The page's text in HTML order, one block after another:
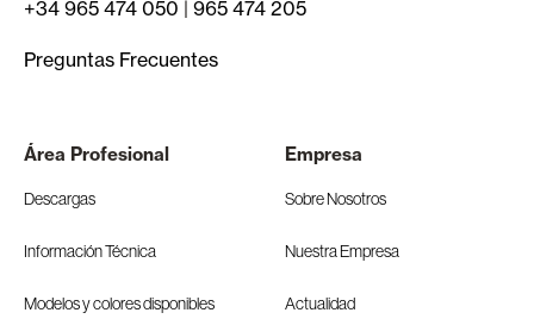
+34 965 474 050 | 965 474 205
Preguntas Frecuentes
Área Profesional
Descargas
Información Técnica
Modelos y colores disponibles
Empresa
Sobre Nosotros
Nuestra Empresa
Actualidad